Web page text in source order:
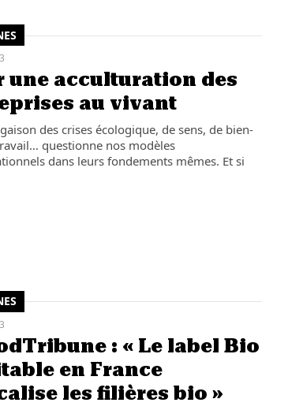
une acculturation des
au vivant
des crises écologique, de sens, de bien-
questionne nos modèles
dans leurs fondements mêmes. Et si
: « Le label Bio
en France
les filières bio »